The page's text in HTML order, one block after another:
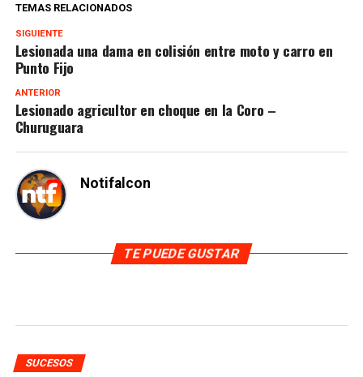
TEMAS RELACIONADOS
SIGUIENTE
Lesionada una dama en colisión entre moto y carro en
Punto Fijo
ANTERIOR
Lesionado agricultor en choque en la Coro –
Churuguara
Notifalcon
TE PUEDE GUSTAR
SUCESOS